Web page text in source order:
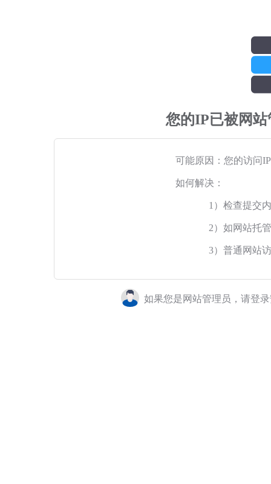
您的IP已被网
可能原因：您的访问
如何解决：
1）检查提交
2）如网站托
3）普通网站
如果您是网站管理员，请登